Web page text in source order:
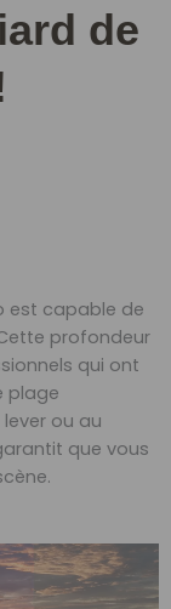
de
est capable de
profondeur
qui ont
plage
ou au
que vous